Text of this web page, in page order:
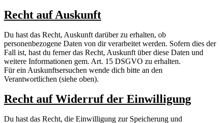
Recht auf Auskunft
Du hast das Recht, Auskunft darüber zu erhalten, ob
personenbezogene Daten von dir verarbeitet werden. Sofern dies der
Fall ist, hast du ferner das Recht, Auskunft über diese Daten und
weitere Informationen gem. Art. 15 DSGVO zu erhalten.
Für ein Auskunftsersuchen wende dich bitte an den
Verantwortlichen (siehe oben).
Recht auf Widerruf der Einwilligung
Du hast das Recht, die Einwilligung zur Speicherung und